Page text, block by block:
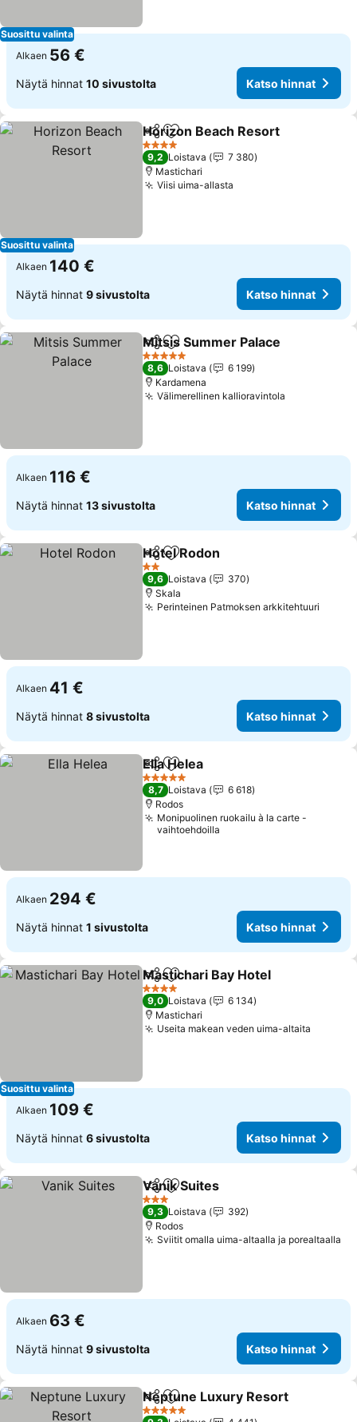
Suosittu valinta
Alkaen 56 €
Näytä hinnat 10 sivustolta Katso hinnat
Suosittu valinta
Jaa Lisää suosikkeihin
Horizon Beach Resort
4 Tähtiluokitus
9,2 Loistava
7 380
Mastichari
Viisi uima-allasta
Alkaen 140 €
Näytä hinnat 9 sivustolta Katso hinnat
Jaa Lisää suosikkeihin
Mitsis Summer Palace
5 Tähtiluokitus
8,6 Loistava
6 199
Kardamena
Välimerellinen kallioravintola
Alkaen 116 €
Näytä hinnat 13 sivustolta Katso hinnat
Jaa Lisää suosikkeihin
Hotel Rodon
2 Tähtiluokitus
9,6 Loistava
370
Skala
Perinteinen Patmoksen arkkitehtuuri
Alkaen 41 €
Näytä hinnat 8 sivustolta Katso hinnat
Jaa Lisää suosikkeihin
Ella Helea
5 Tähtiluokitus
8,7 Loistava
6 618
Rodos
Monipuolinen ruokailu à la carte -
vaihtoehdoilla
Alkaen 294 €
Näytä hinnat 1 sivustolta Katso hinnat
Suosittu valinta
Jaa Lisää suosikkeihin
Mastichari Bay Hotel
4 Tähtiluokitus
9,0 Loistava
6 134
Mastichari
Useita makean veden uima-altaita
Alkaen 109 €
Näytä hinnat 6 sivustolta Katso hinnat
Jaa Lisää suosikkeihin
Vanik Suites
3 Tähtiluokitus
9,3 Loistava
392
Rodos
Sviitit omalla uima-altaalla ja porealtaalla
Alkaen 63 €
Näytä hinnat 9 sivustolta Katso hinnat
Jaa Lisää suosikkeihin
Neptune Luxury Resort
5 Tähtiluokitus